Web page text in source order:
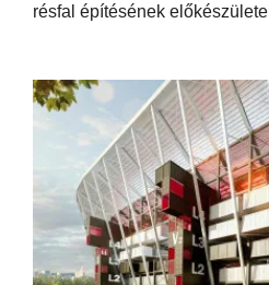
résfal építésének